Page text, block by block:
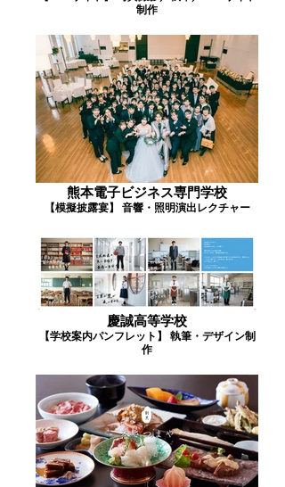
制作
熊本電子ビジネス専門学校
【模擬披露宴】 音響・照明演出レクチャー
慶誠高等学校
【学校案内パンフレット】 執筆・デザイン制
作